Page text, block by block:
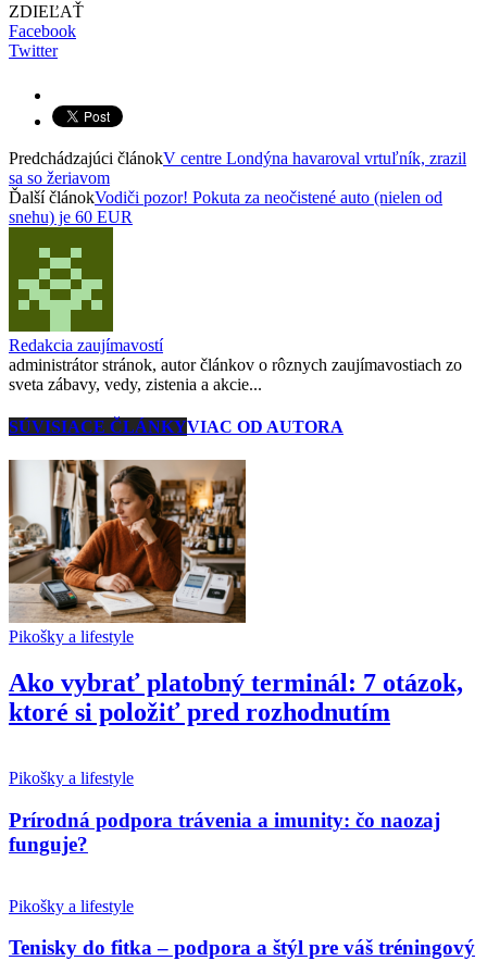
ZDIEĽAŤ
Facebook
Twitter
Predchádzajúci článokV centre Londýna havaroval vrtuľník, zrazil
sa so žeriavom
Ďalší článokVodiči pozor! Pokuta za neočistené auto (nielen od
snehu) je 60 EUR
Redakcia zaujímavostí
administrátor stránok, autor článkov o rôznych zaujímavostiach zo
sveta zábavy, vedy, zistenia a akcie...
SÚVISIACE ČLÁNKYVIAC OD AUTORA
Pikošky a lifestyle
Ako vybrať platobný terminál: 7 otázok,
ktoré si položiť pred rozhodnutím
Pikošky a lifestyle
Prírodná podpora trávenia a imunity: čo naozaj
funguje?
Pikošky a lifestyle
Tenisky do fitka – podpora a štýl pre váš tréningový